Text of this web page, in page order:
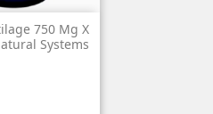
750 Mg X
Systems